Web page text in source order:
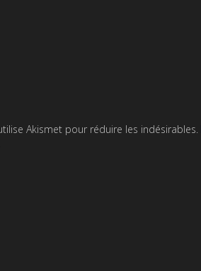
Akismet pour réduire les indésirables.